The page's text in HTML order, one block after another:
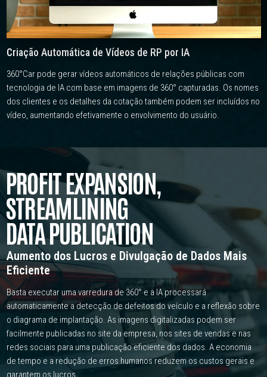
Criação Automática de Vídeos de RP por IA
360°Car pode gerar vídeos automáticos de relações públicas com
tecnologia de IA com base em imagens de 360° capturadas. Os nomes
dos clientes e os detalhes da cotação também podem ser incluídos no
vídeo, aumentando efetivamente o envolvimento do usuário.
PROFIT EXPANSION,
STREAMLINING
DATA PUBLICATION
Aumento dos Lucros e Divulgação de Dados Mais
Eficiente
Basta executar uma varredura de 360° e a IA processará
automaticamente a detecção de defeitos do veículo e a reflexão sobre
o diagrama de implantação. As imagens digitalizadas podem ser
facilmente publicadas no site da empresa, nos sites de vendas e nas
redes sociais para uma publicação eficiente dos dados. A economia
de tempo e a redução de erros humanos reduzem os custos gerais e
garantem os lucros.